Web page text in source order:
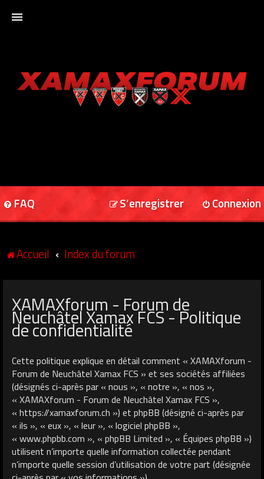
XAMAXFORUM
FAQ Connexion
S’enregistrer
Accueil Index du forum
XAMAXforum - Forum de
Neuchâtel Xamax FCS - Politique
de confidentialité
Cette politique explique en détail comment « XAMAXforum -
Forum de Neuchâtel Xamax FCS » et ses sociétés affiliées
(désignés ci-après par « nous », « notre », « nos »,
« XAMAXforum - Forum de Neuchâtel Xamax FCS »,
« https://xamaxforum.ch ») et phpBB (désigné ci-après par
« ils », « eux », « leur », « logiciel phpBB »,
« www.phpbb.com », « phpBB Limited », « Équipes phpBB »)
utilisent n’importe quelle information collectée pendant
n’importe quelle session d’utilisation de votre part (désignée